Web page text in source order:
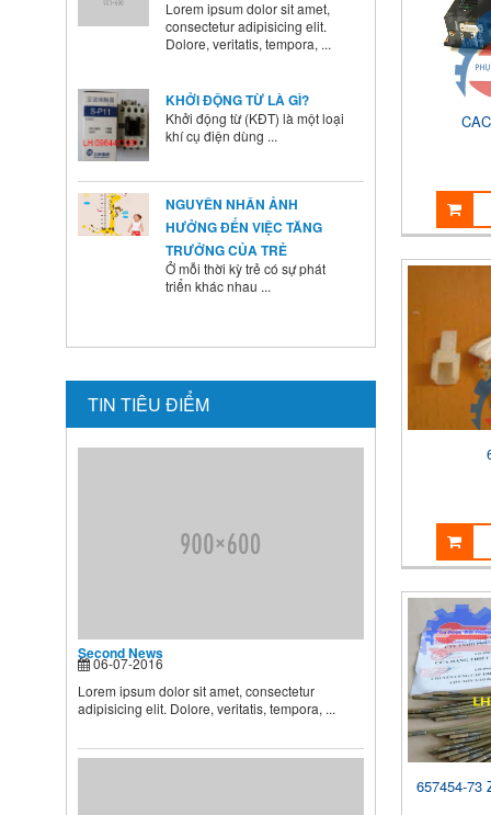
Dolore, veritatis, tempora, ...
khí cụ điện dùng ...
TRƯỞNG CỦA TRẺ
Ở mỗi thời kỳ trẻ có sự phát
triển khác nhau ...
Là cha mẹ ai cũng mong
HƯỚNG DẪN CAI SỮA CHO
dưỡng và chăm sóc nhi, muốn
Lorem ipsum dolor sit amet,
TIN TIÊU ĐIỂM
Second News
06-07-2016
Lorem ipsum dolor sit amet, consectetur
adipisicing elit. Dolore, veritatis, tempora, ...
657454-73